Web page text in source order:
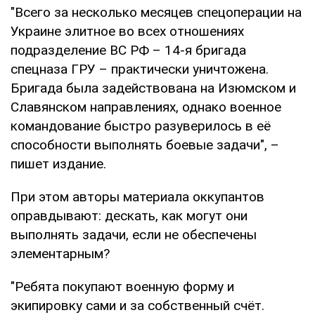
"Всего за несколько месяцев спецоперации на
Украине элитное во всех отношениях
подразделение ВС РФ – 14-я бригада
спецназа ГРУ – практически уничтожена.
Бригада была задействована на Изюмском и
Славянском направлениях, однако военное
командование быстро разуверилось в её
способности выполнять боевые задачи", –
пишет издание.
При этом авторы материала оккупантов
оправдывают: дескать, как могут они
выполнять задачи, если не обеспечены
элементарным?
"Ребята покупают военную форму и
экипировку сами и за собственный счёт.